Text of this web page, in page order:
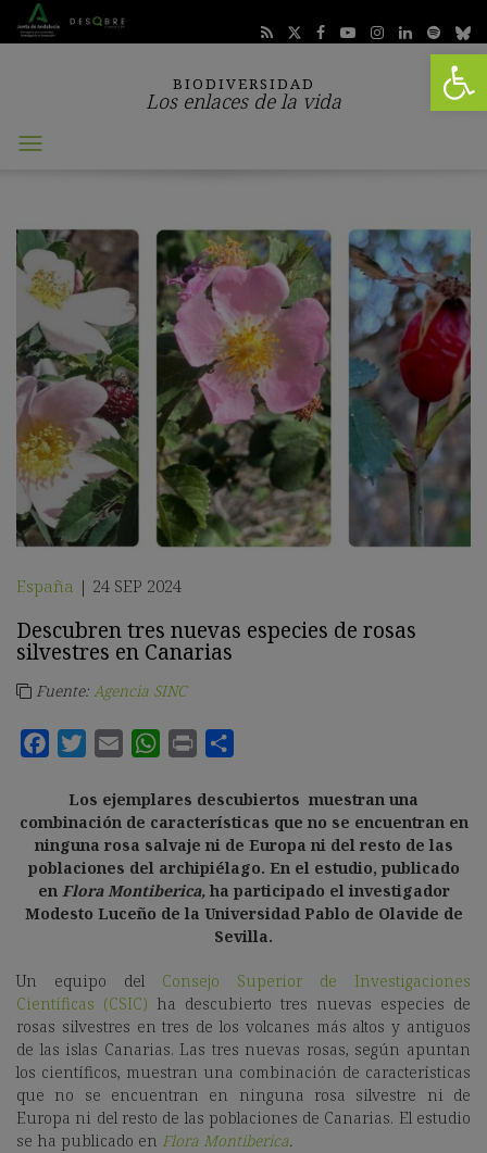
Abrir
BIODIVERSIDAD
Los enlaces de la vida
Abrir
España | 24 SEP 2024
Descubren tres nuevas especies de rosas
silvestres en Canarias
Fuente: Agencia SINC
Los ejemplares descubiertos muestran una
combinación de características que no se encuentran en
ninguna rosa salvaje ni de Europa ni del resto de las
poblaciones del archipiélago. En el estudio, publicado
en Flora Montiberica, ha participado el investigador
Modesto Luceño de la Universidad Pablo de Olavide de
Sevilla.
Un equipo del Consejo Superior de Investigaciones
Científicas (CSIC) ha descubierto tres nuevas especies de
rosas silvestres en tres de los volcanes más altos y antiguos
de las islas Canarias. Las tres nuevas rosas, según apuntan
los científicos, muestran una combinación de características
que no se encuentran en ninguna rosa silvestre ni de
Europa ni del resto de las poblaciones de Canarias. El estudio
se ha publicado en Flora Montiberica.